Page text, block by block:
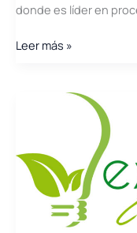
donde es líder en
INERCO
Leer más »